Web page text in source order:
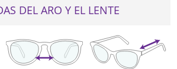
DEL ARO Y EL LENTE